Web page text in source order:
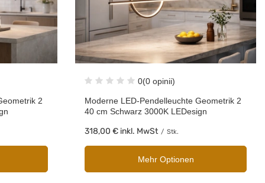
2
0(0 opinii)
Moderne LED-Pendelleuchte Geometrik 2
40 cm Schwarz 3000K LEDesign
318,00 € inkl. MwSt / Stk.
Mehr Optionen